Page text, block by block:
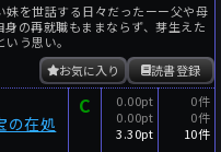
を世話する日々だったーー父や母
の再就職もままならず、芽生えた
う思い。
読書登録
お気に入り
の在処
C
0.00pt
0.00pt
3.30pt
0件
0件
10件